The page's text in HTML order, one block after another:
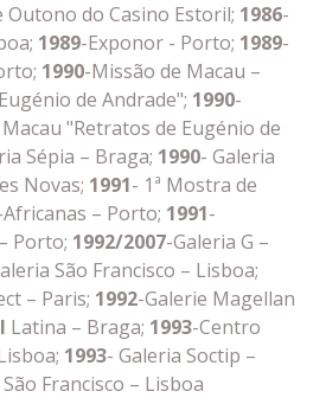
Outono do Casino Estoril; 1986-
1989-Exponor - Porto; 1989-
1990-Missão de Macau –
de Andrade"; 1990-
"Retratos de Eugénio de
Sépia – Braga; 1990- Galeria
Novas; 1991- 1ª Mostra de
– Porto; 1991-
Porto; 1992/2007-Galeria G –
São Francisco – Lisboa;
– Paris; 1992-Galerie Magellan
Latina – Braga; 1993-Centro
1993- Galeria Soctip –
Francisco – Lisboa